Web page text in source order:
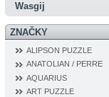
Wasgij
ZNAČKY
ALIPSON PUZZLE
ANATOLIAN / PERRE
AQUARIUS
ART PUZZLE